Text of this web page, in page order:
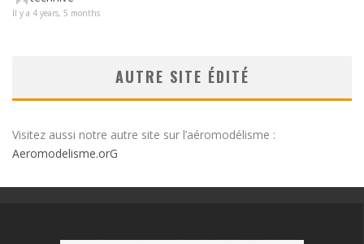
Il y a 4 years, 5 months
AUTRE SITE ÉDITÉ
Visitez aussi notre autre site sur l’aéromodélisme :
Aeromodelisme.orG